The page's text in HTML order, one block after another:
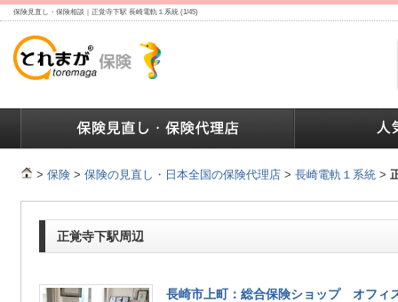
保険見直し・保険相談｜正覚寺下駅 長崎電軌１系統 (1/45)
> 保険 > 保険の見直し・日本全国の保険代理店 > 長崎電軌１系統 >
正覚寺下駅周辺
長崎市上町：総合保険ショップ オフィ